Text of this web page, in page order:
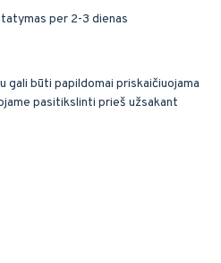
per 2-3 dienas
gali būti papildomai priskaičiuojama
pasitikslinti prieš užsakant